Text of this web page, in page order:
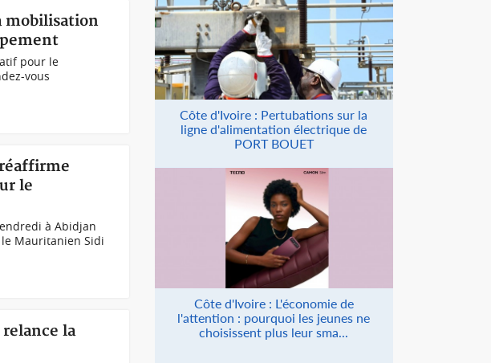
mobilisation
pour le
vous
le
à Abidjan
le Mauritanien Sidi
la
Côte d'Ivoire : Pertubations sur la
ligne d'alimentation électrique de
PORT BOUET
Côte d'Ivoire : L'économie de
l'attention : pourquoi les jeunes ne
choisissent plus leur sma...